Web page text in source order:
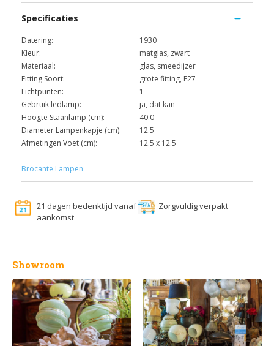
Specificaties
Datering:
1930
Kleur:
matglas, zwart
Materiaal:
glas, smeedijzer
Fitting Soort:
grote fitting, E27
Lichtpunten:
1
Gebruik ledlamp:
ja, dat kan
Hoogte Staanlamp (cm):
40.0
Diameter Lampenkapje (cm):
12.5
Afmetingen Voet (cm):
12.5 x 12.5
Brocante Lampen
21 dagen bedenktijd vanaf
aankomst
Zorgvuldig verpakt
Showroom